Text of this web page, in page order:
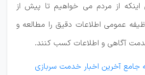
اینکه از مردم می خواهیم تا پیش از
عمومی اطلاعات دقیق را مطالعه و
آگاهی و اطلاعات کسب کنند.
آخرین اخبار خدمت سربازی